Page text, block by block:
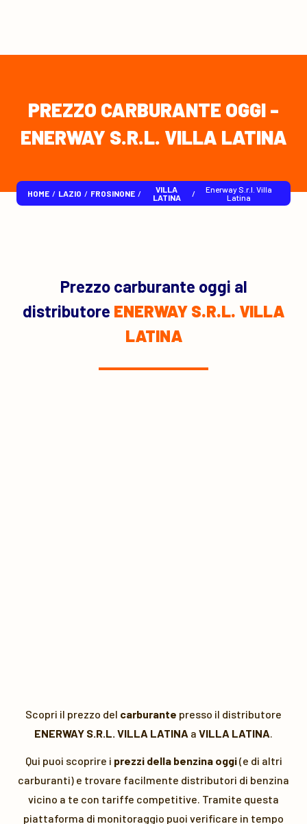
PREZZO CARBURANTE OGGI -
ENERWAY S.R.L. VILLA LATINA
HOME / LAZIO / FROSINONE /
VILLA
LATINA
/
Enerway S.r.l. Villa
Latina
Prezzo carburante oggi al
distributore ENERWAY S.R.L. VILLA
LATINA
Scopri il prezzo del carburante presso il distributore
ENERWAY S.R.L. VILLA LATINA a VILLA LATINA.
Qui puoi scoprire i prezzi della benzina oggi(e di altri
carburanti) e trovare facilmente distributori di benzina
vicino a te con tariffe competitive. Tramite questa
piattaforma di monitoraggio puoi verificare in tempo